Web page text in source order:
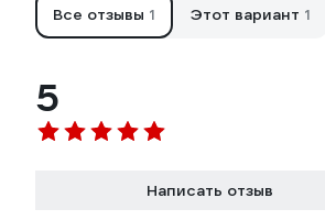
Все отзывы 1 Этот вариант 1
5
Написать отзыв